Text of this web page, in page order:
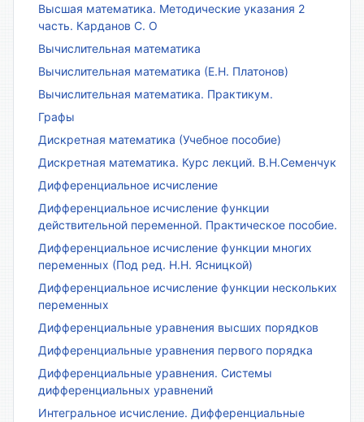
Высшая математика. Методические указания 2
часть. Карданов С. О
Вычислительная математика
Вычислительная математика (Е.Н. Платонов)
Вычислительная математика. Практикум.
Графы
Дискретная математика (Учебное пособие)
Дискретная математика. Курс лекций. В.Н.Семенчук
Дифференциальное исчисление
Дифференциальное исчисление функции
действительной переменной. Практическое пособие.
Дифференциальное исчисление функции многих
переменных (Под ред. Н.Н. Ясницкой)
Дифференциальное исчисление функции нескольких
переменных
Дифференциальные уравнения высших порядков
Дифференциальные уравнения первого порядка
Дифференциальные уравнения. Системы
дифференциальных уравнений
Интегральное исчисление. Дифференциальные